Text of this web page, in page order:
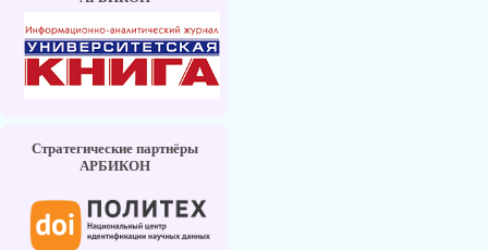
Стратегические партнёры
АРБИКОН